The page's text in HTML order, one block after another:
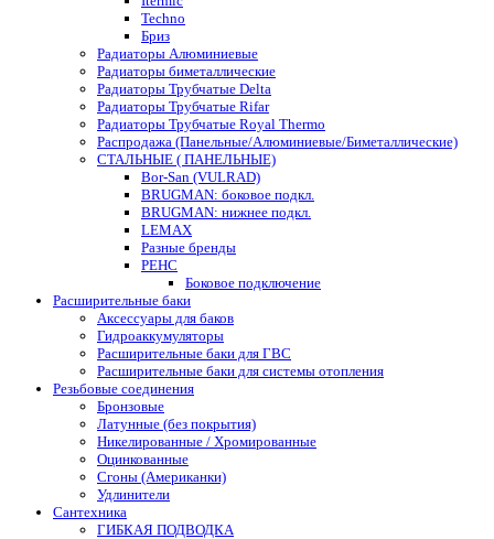
Techno
Бриз
Радиаторы Алюминиевые
Радиаторы биметаллические
Радиаторы Трубчатые Delta
Радиаторы Трубчатые Rifar
Радиаторы Трубчатые Royal Thermo
Распродажа (Панельные/Алюминиевые/Биметаллические)
СТАЛЬНЫЕ ( ПАНЕЛЬНЫЕ)
Bor-San (VULRAD)
BRUGMAN: боковое подкл.
BRUGMAN: нижнее подкл.
LEMAX
Разные бренды
РЕНС
Боковое подключение
Расширительные баки
Аксессуары для баков
Гидроаккумуляторы
Расширительные баки для ГВС
Расширительные баки для системы отопления
Резьбовые соединения
Бронзовые
Латунные (без покрытия)
Никелированные / Хромированные
Оцинкованные
Сгоны (Американки)
Удлинители
Сантехника
ГИБКАЯ ПОДВОДКА